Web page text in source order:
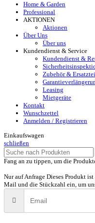
Home & Garden
Professional
AKTIONEN
Aktionen
Über Uns
Über uns
Kundendienst & Service
Kundendienst &
Zubehör &
Leasing
Mietgeräte
Kontakt
Wunschzettel
Anmelden / Registrieren
Einkaufswagen
schließen
Fang an zu tippen, um die
Nur auf Anfrage Dieses Produkt
Mail und die Stückzahl ein, um